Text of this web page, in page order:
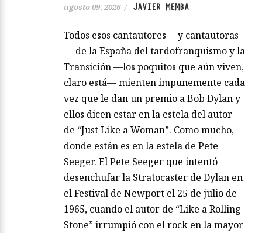
agosto 09, 2026 / JAVIER MEMBA
Todos esos cantautores —y cantautoras
— de la España del tardofranquismo y la
Transición —los poquitos que aún viven,
claro está— mienten impunemente cada
vez que le dan un premio a Bob Dylan y
ellos dicen estar en la estela del autor
de “Just Like a Woman”. Como mucho,
donde están es en la estela de Pete
Seeger. El Pete Seeger que intentó
desenchufar la Stratocaster de Dylan en
el Festival de Newport el 25 de julio de
1965, cuando el autor de “Like a Rolling
Stone” irrumpió con el rock en la mayor